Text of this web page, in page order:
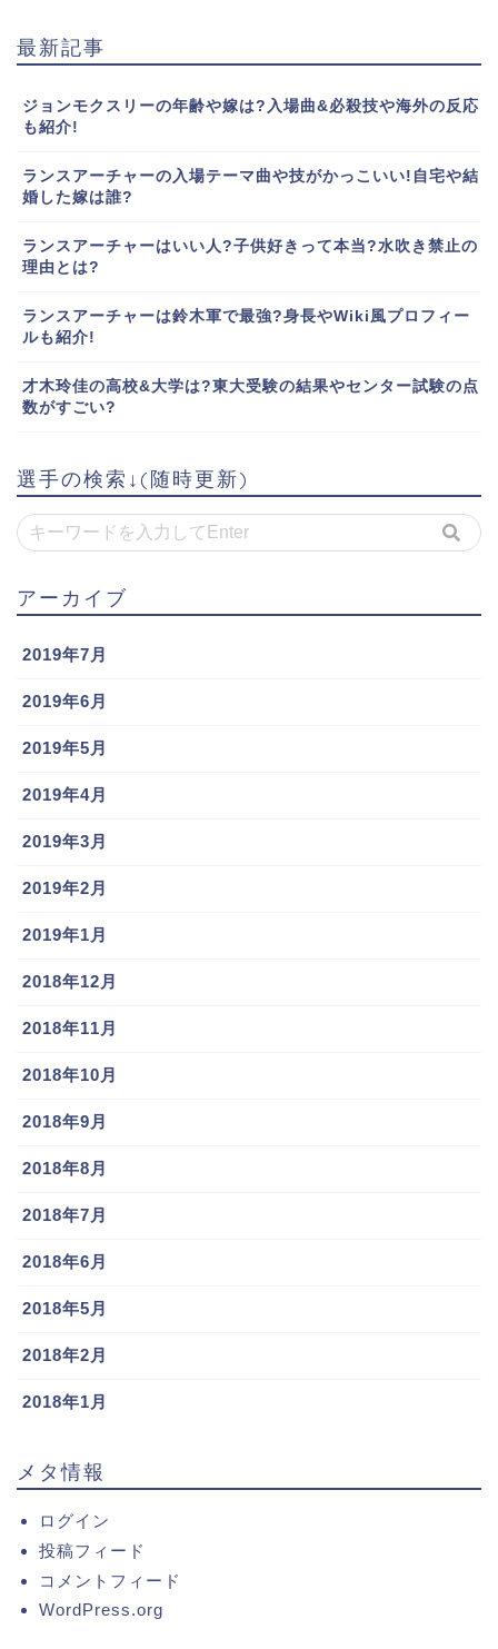
最新記事
ジョンモクスリーの年齢や嫁は?入場曲&必殺技や海外の反応
も紹介!
ランスアーチャーの入場テーマ曲や技がかっこいい!自宅や結
婚した嫁は誰?
ランスアーチャーはいい人?子供好きって本当?水吹き禁止の
理由とは?
ランスアーチャーは鈴木軍で最強?身長やWiki風プロフィー
ルも紹介!
才木玲佳の高校&大学は?東大受験の結果やセンター試験の点
数がすごい?
選手の検索↓(随時更新)
アーカイブ
2019年7月
2019年6月
2019年5月
2019年4月
2019年3月
2019年2月
2019年1月
2018年12月
2018年11月
2018年10月
2018年9月
2018年8月
2018年7月
2018年6月
2018年5月
2018年2月
2018年1月
メタ情報
ログイン
投稿フィード
コメントフィード
WordPress.org